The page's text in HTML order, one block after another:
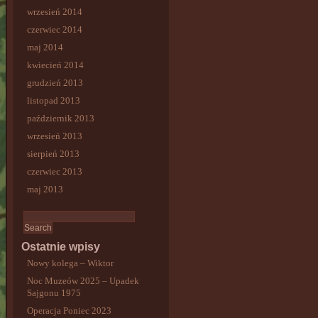
wrzesień 2014
czerwiec 2014
maj 2014
kwiecień 2014
grudzień 2013
listopad 2013
październik 2013
wrzesień 2013
sierpień 2013
czerwiec 2013
maj 2013
Ostatnie wpisy
Nowy kolega – Wiktor
Noc Muzeów 2025 – Upadek
Sajgonu 1975
Operacja Poniec 2023